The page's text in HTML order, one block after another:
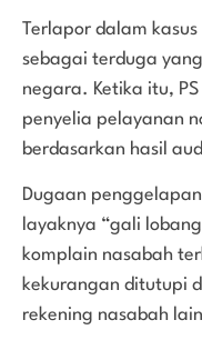
Terlapor dalam
sebagai terduga
negara. Ketika itu,
penyelia pelayanan
berdasarkan hasil
Dugaan
layaknya “gali
komplain nasabah
kekurangan ditutupi
rekening nasabah